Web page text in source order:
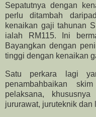
Sepatutnya dengan
perlu ditambah
kenaikan gaji tahunan
ialah RM115. Ini
Bayangkan dengan
tinggi dengan kenaikan
Satu perkara lagi
penambahbaikan
pelaksana,
jururawat, juruteknik dan